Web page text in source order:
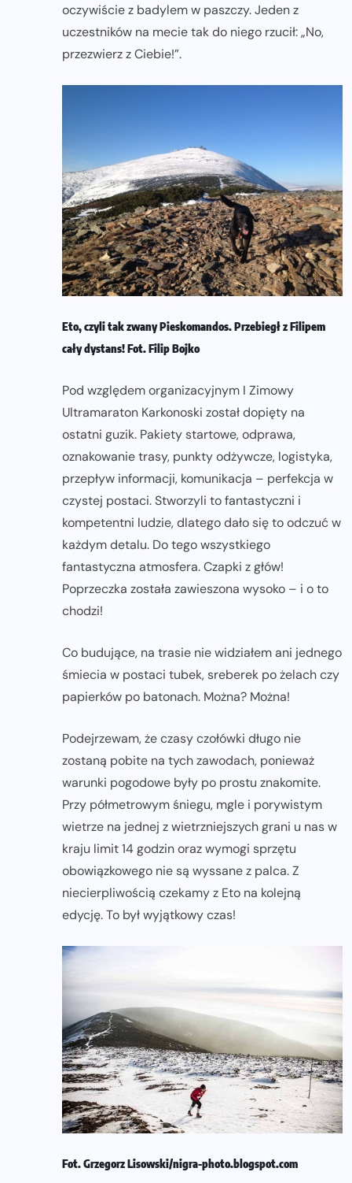
oczywiście z badylem w paszczy. Jeden z
uczestników na mecie tak do niego rzucił: „No,
przezwierz z Ciebie!”.
Eto, czyli tak zwany Pieskomandos. Przebiegł z Filipem
cały dystans! Fot. Filip Bojko
Pod względem organizacyjnym I Zimowy
Ultramaraton Karkonoski został dopięty na
ostatni guzik. Pakiety startowe, odprawa,
oznakowanie trasy, punkty odżywcze, logistyka,
przepływ informacji, komunikacja – perfekcja w
czystej postaci. Stworzyli to fantastyczni i
kompetentni ludzie, dlatego dało się to odczuć w
każdym detalu. Do tego wszystkiego
fantastyczna atmosfera. Czapki z głów!
Poprzeczka została zawieszona wysoko – i o to
chodzi!
Co budujące, na trasie nie widziałem ani jednego
śmiecia w postaci tubek, sreberek po żelach czy
papierków po batonach. Można? Można!
Podejrzewam, że czasy czołówki długo nie
zostaną pobite na tych zawodach, ponieważ
warunki pogodowe były po prostu znakomite.
Przy półmetrowym śniegu, mgle i porywistym
wietrze na jednej z wietrzniejszych grani u nas w
kraju limit 14 godzin oraz wymogi sprzętu
obowiązkowego nie są wyssane z palca. Z
niecierpliwością czekamy z Eto na kolejną
edycję. To był wyjątkowy czas!
Fot. Grzegorz Lisowski/nigra-photo.blogspot.com